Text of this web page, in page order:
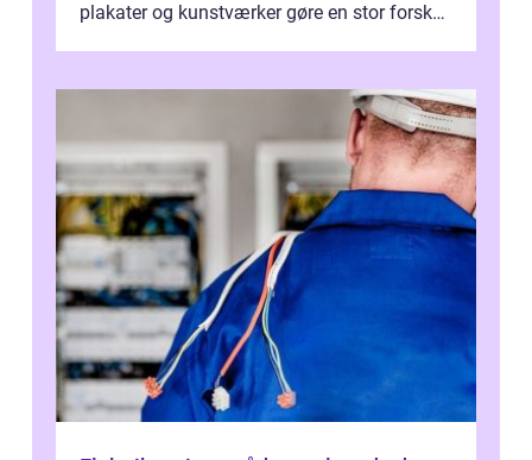
plakater og kunstværker gøre en stor forskel.